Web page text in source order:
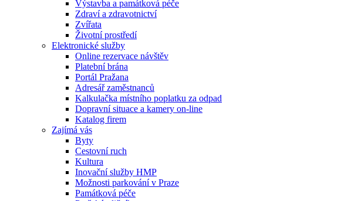
Výstavba a památková péče
Zdraví a zdravotnictví
Zvířata
Životní prostředí
Elektronické služby
Online rezervace návštěv
Platební brána
Portál Pražana
Adresář zaměstnanců
Kalkulačka místního poplatku za odpad
Dopravní situace a kamery on-line
Katalog firem
Zajímá vás
Byty
Cestovní ruch
Kultura
Inovační služby HMP
Možnosti parkování v Praze
Památková péče